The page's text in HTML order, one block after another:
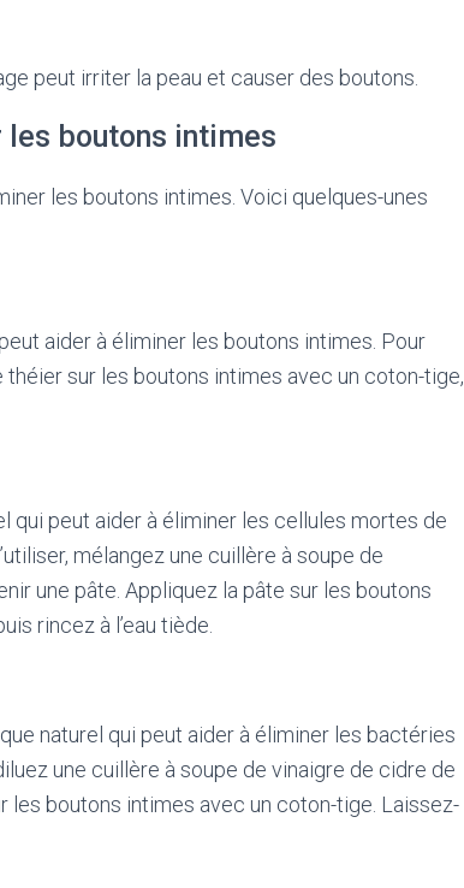
peut irriter la peau et causer des boutons.
les boutons intimes
les boutons intimes. Voici quelques-unes
aider à éliminer les boutons intimes. Pour
théier sur les boutons intimes avec un coton-tige,
qui peut aider à éliminer les cellules mortes de
mélangez une cuillère à soupe de
une pâte. Appliquez la pâte sur les boutons
rincez à l’eau tiède.
naturel qui peut aider à éliminer les bactéries
une cuillère à soupe de vinaigre de cidre de
les boutons intimes avec un coton-tige. Laissez-